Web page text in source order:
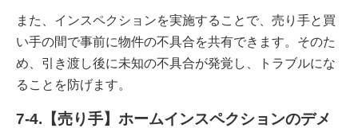
また、インスペクションを実施することで、売り手と買
い手の間で事前に物件の不具合を共有できます。そのた
め、引き渡し後に未知の不具合が発覚し、トラブルにな
ることを防げます。
7-4.【売り手】ホームインスペクションのデメ